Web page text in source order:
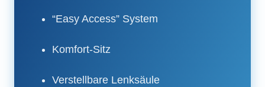
“Easy Access” System
Komfort-Sitz
Verstellbare Lenksäule